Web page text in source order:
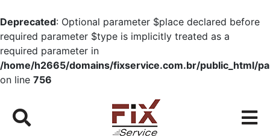
Deprecated: Optional parameter $place declared before
required parameter $type is implicitly treated as a
required parameter in
/home/h2665/domains/fixservice.com.br/public_html/
on line 756
Ícone de pesquisa